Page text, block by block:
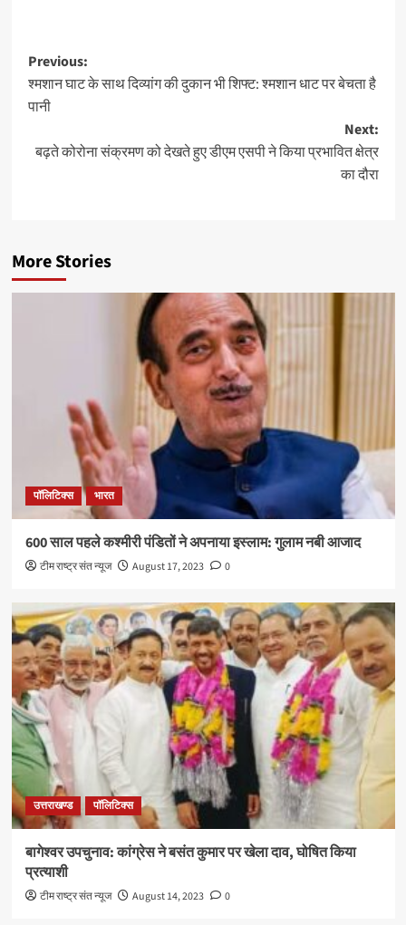
Post
navigation
Previous:
श्मशान घाट के साथ दिव्यांग की दुकान भी शिफ्ट: श्मशान धाट पर बेचता है
पानी
Next:
बढ़ते कोरोना संक्रमण को देखते हुए डीएम एसपी ने किया प्रभावित क्षेत्र
का दौरा
More Stories
पॉलिटिक्स भारत
600 साल पहले कश्मीरी पंडितों ने अपनाया इस्लाम: गुलाम नबी आजाद
टीम राष्ट्र संत न्यूज August 17, 2023 0
उत्तराखण्ड पॉलिटिक्स
बागेश्वर उपचुनाव: कांग्रेस ने बसंत कुमार पर खेला दाव, घोषित किया
प्रत्याशी
टीम राष्ट्र संत न्यूज August 14, 2023 0